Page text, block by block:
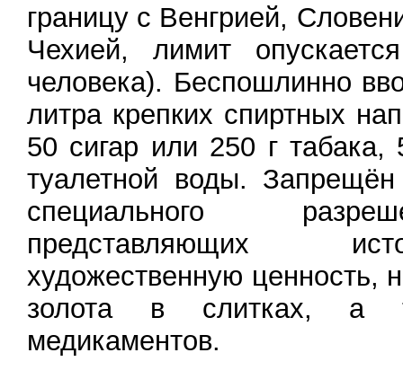
границу с Венгрией,
Чехией, лимит
человека). Беспошлинно
литра крепких спиртных
50 сигар или 250 г
туалетной воды.
специального
представляющих
художественную ценность,
золота в слитках, а
медикаментов.